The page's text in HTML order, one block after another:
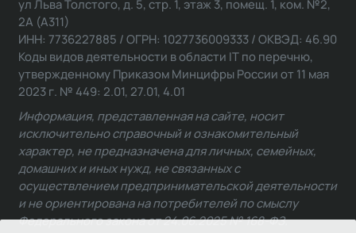
ул Льва Толстого, д. 5, стр. 1, этаж 3, помещ. 1, ком. №2,
2А (А311)
ИНН: 7736227885 / ОГРН: 1027736009333 / ОКВЭД: 46.90
Коды видов деятельности в области IT по перечню,
утвержденному Приказом Минцифры России от 11 мая
2023 г. № 449: 2.01, 27.01, 4.01
Информация, представленная на сайте, носит
исключительно справочный и ознакомительный
характер, не предназначена для личных, семейных,
домашних и иных нужд, не связанных с
осуществлением предпринимательской деятельности
и не ориентирована на потребителей по смыслу
Федерального закона от 24.06.2025 № 168-ФЗ.